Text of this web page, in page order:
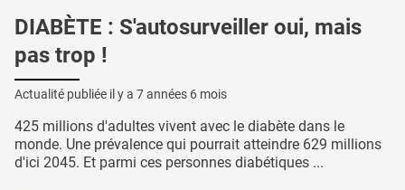
DIABÈTE : S'autosurveiller oui, mais
pas trop !
Actualité publiée il y a 7 années 6 mois
425 millions d'adultes vivent avec le diabète dans le
monde. Une prévalence qui pourrait atteindre 629 millions
d'ici 2045. Et parmi ces personnes diabétiques ...